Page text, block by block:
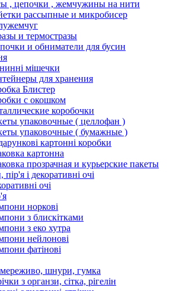
, цепочки , жемчужины на нити
рассыпные и микробисер
и термостразы
и обниматели для бусин
мішечки
для хранения
Блистер
с окошком
коробочки
упаковочные ( целлофан )
упаковочные ( бумажные )
картонні коробки
картонна
прозрачная и курьерские пакеты
і декоративні очі
очі
норкові
з блискітками
з еко хутра
нейлонові
фатінові
шнури, гумка
з органзи, сітка, рігелін